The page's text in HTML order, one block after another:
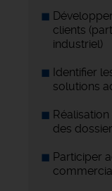
clients
industriel)
Identifier
solutions
des
Participer